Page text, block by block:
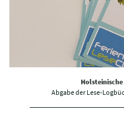
Abgabe der Lese-